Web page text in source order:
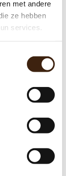
met andere
ze hebben
services.